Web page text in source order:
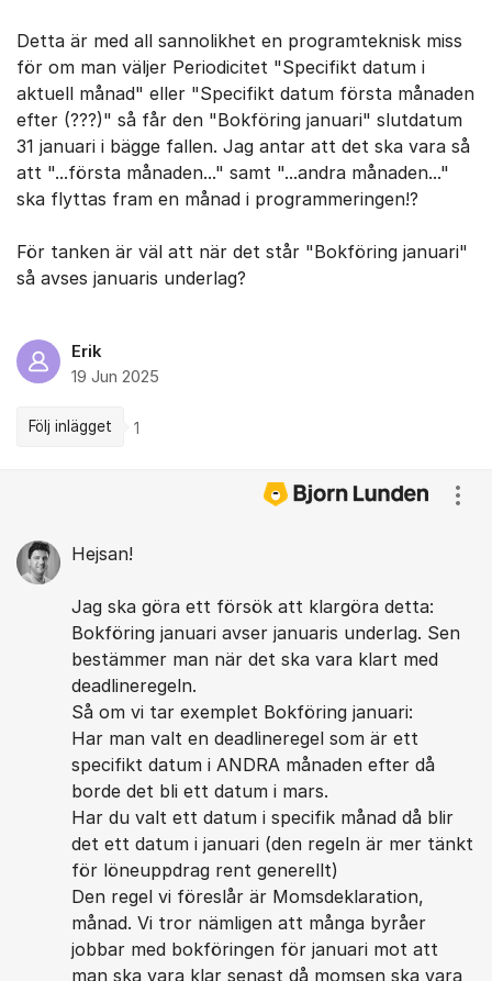
Detta är med all sannolikhet en programteknisk miss
för om man väljer Periodicitet "Specifikt datum i
aktuell månad" eller "Specifikt datum första månaden
efter (???)" så får den "Bokföring januari" slutdatum
31 januari i bägge fallen. Jag antar att det ska vara så
att "...första månaden..." samt "...andra månaden..."
ska flyttas fram en månad i programmeringen!?
För tanken är väl att när det står "Bokföring januari"
så avses januaris underlag?
Erik
19 Jun 2025
Följ inlägget 1
Hejsan!
Jag ska göra ett försök att klargöra detta:
Bokföring januari avser januaris underlag. Sen
bestämmer man när det ska vara klart med
deadlineregeln.
Så om vi tar exemplet Bokföring januari:
Har man valt en deadlineregel som är ett
specifikt datum i ANDRA månaden efter då
borde det bli ett datum i mars.
Har du valt ett datum i specifik månad då blir
det ett datum i januari (den regeln är mer tänkt
för löneuppdrag rent generellt)
Den regel vi föreslår är Momsdeklaration,
månad. Vi tror nämligen att många byråer
jobbar med bokföringen för januari mot att
man ska vara klar senast då momsen ska vara